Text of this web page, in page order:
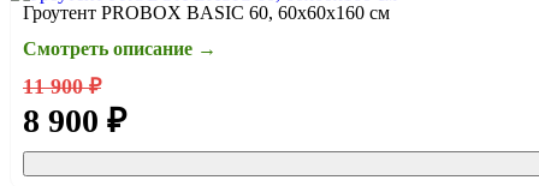
Гроутент PROBOX BASIC 60, 60х60х160 см
Смотреть описание →
11 900 ₽
8 900 ₽